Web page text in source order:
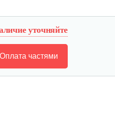
уточняйте
Оплата частями